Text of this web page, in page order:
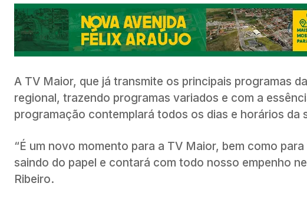
A TV Maior, que já transmite os principais programas
regional, trazendo programas variados e com a
programação contemplará todos os dias e horários da
“É um novo momento para a TV Maior, bem como
saindo do papel e contará com todo nosso empenho
Ribeiro.